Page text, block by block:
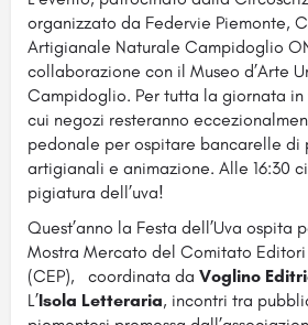
organizzato da Federvie Piemonte,
Artigianale Naturale Campidoglio
collaborazione con il Museo d’Arte
Campidoglio. Per tutta la giornata in
cui negozi resteranno
pedonale per ospitare bancarelle
artigianali e animazione. Alle 16:30
pigiatura dell’uva!
Quest’anno la Festa dell’Uva ospita
Mostra Mercato del Comitato Editori
(CEP), coordinata da Voglino
L’Isola Letteraria, incontri tra